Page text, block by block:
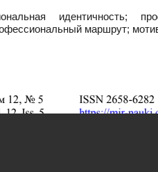
идентичность;
маршрут;